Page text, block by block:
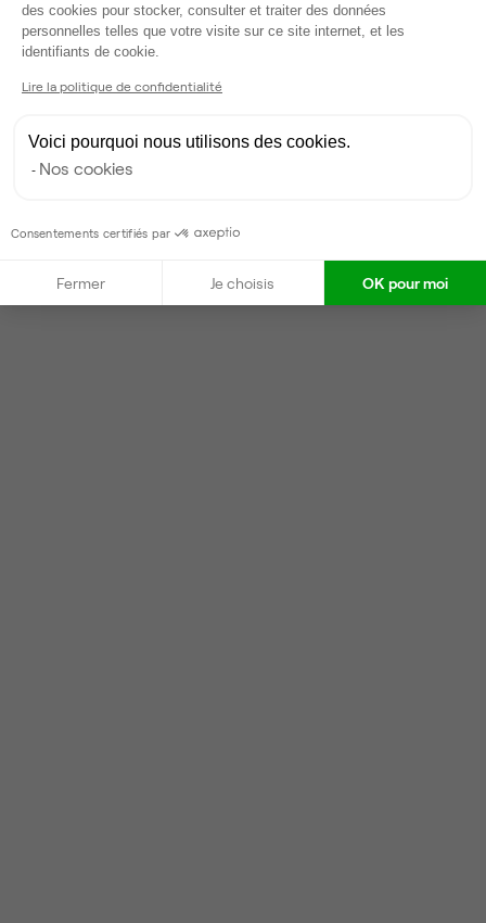
Partenaire depuis 2022
Répond en moins d'une heure
Taux de réponse : 40%
des cookies pour stocker, consulter et traiter des données
personnelles telles que votre visite sur ce site internet, et les
identifiants de cookie.
Lire la politique de confidentialité
Voici pourquoi nous utilisons des cookies.
Nos cookies
Consentements certifiés par
Fermer Je choisis OK pour moi